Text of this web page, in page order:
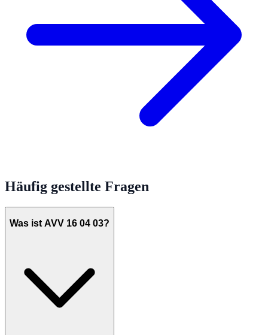
Häufig gestellte Fragen
Was ist AVV 16 04 03?